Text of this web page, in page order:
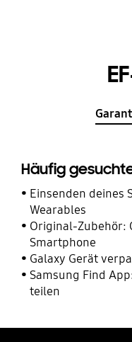
Häufig
Einsenden deines
Wearables
Original-Zubehör:
Smartphone
Galaxy Gerät
Samsung Find
teilen